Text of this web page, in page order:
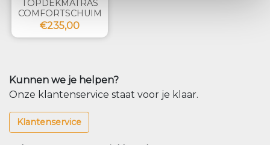
TOPDEKMATRAS
COMFORTSCHUIM
€235,00
Kunnen we je helpen?
Onze klantenservice staat voor je klaar.
Klantenservice